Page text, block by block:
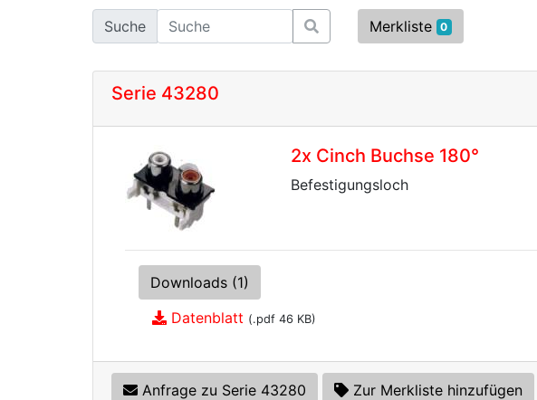
Suche Merkliste 0
Serie 43280
2x Cinch Buchse 180°
Befestigungsloch
Downloads (1)
Datenblatt (.pdf 46 KB)
Anfrage zu Serie 43280 Zur Merkliste hinzufügen